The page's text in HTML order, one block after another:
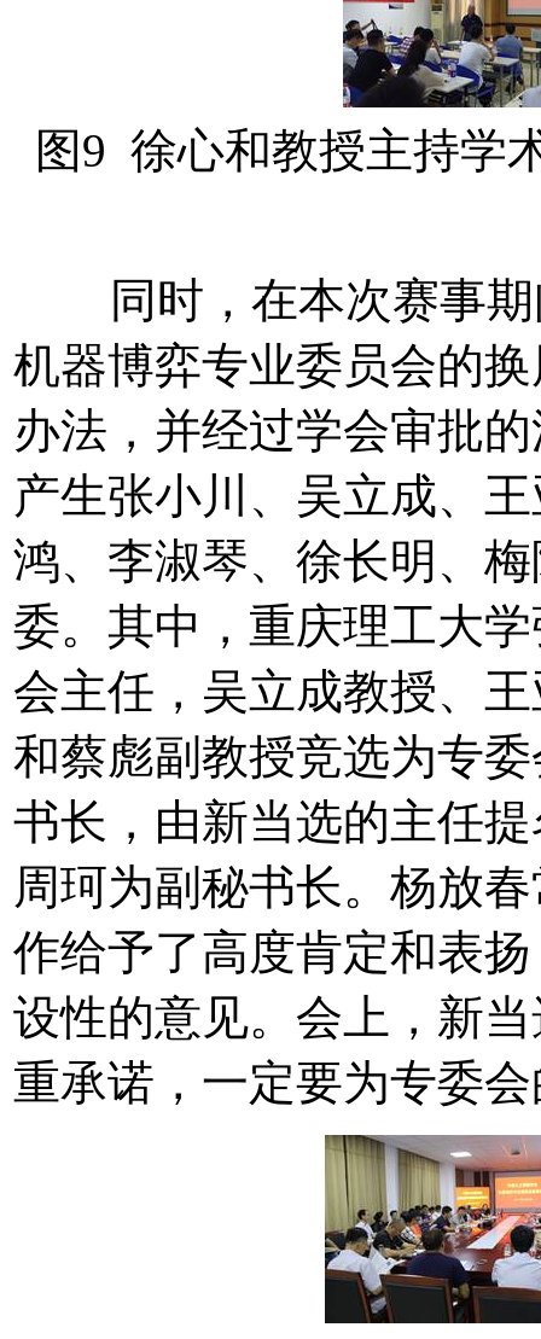
图9 徐心和教授主持
同时，在本次赛事期
机器博弈专业委员会的
办法，并经过学会审批
产生张小川、吴立成、
鸿、李淑琴、徐长明、
委。其中，重庆理工大
会主任，吴立成教授、
和蔡彪副教授竞选为专
书长，由新当选的主任
周珂为副秘书长。杨放
作给予了高度肯定和表
设性的意见。会上，新
重承诺，一定要为专委